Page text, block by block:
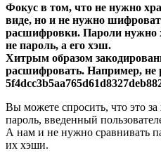
Фокус в том, что не нужно
виде, но и не нужно
расшифровки. Пароли нужно
не пароль, а его хэш.
Хитрым образом
расшифровать. Например, не
Вы можете спросить, что это
пароль, введенный
А нам и не нужно сравнивать
их хэши.